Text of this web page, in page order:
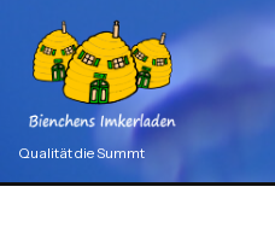
Inhalt
springen
Qualität die Summt